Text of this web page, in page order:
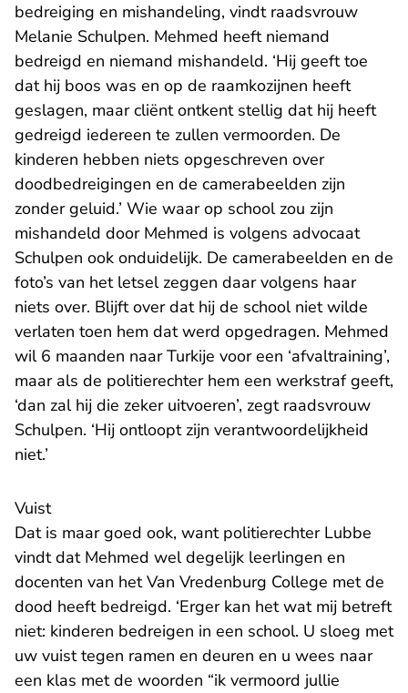
bedreiging en mishandeling, vindt raadsvrouw
Melanie Schulpen. Mehmed heeft niemand
bedreigd en niemand mishandeld. ‘Hij geeft toe
dat hij boos was en op de raamkozijnen heeft
geslagen, maar cliënt ontkent stellig dat hij heeft
gedreigd iedereen te zullen vermoorden. De
kinderen hebben niets opgeschreven over
doodbedreigingen en de camerabeelden zijn
zonder geluid.’ Wie waar op school zou zijn
mishandeld door Mehmed is volgens advocaat
Schulpen ook onduidelijk. De camerabeelden en de
foto’s van het letsel zeggen daar volgens haar
niets over. Blijft over dat hij de school niet wilde
verlaten toen hem dat werd opgedragen. Mehmed
wil 6 maanden naar Turkije voor een ‘afvaltraining’,
maar als de politierechter hem een werkstraf geeft,
‘dan zal hij die zeker uitvoeren’, zegt raadsvrouw
Schulpen. ‘Hij ontloopt zijn verantwoordelijkheid
niet.’
Vuist
Dat is maar goed ook, want politierechter Lubbe
vindt dat Mehmed wel degelijk leerlingen en
docenten van het Van Vredenburg College met de
dood heeft bedreigd. ‘Erger kan het wat mij betreft
niet: kinderen bedreigen in een school. U sloeg met
uw vuist tegen ramen en deuren en u wees naar
een klas met de woorden “ik vermoord jullie